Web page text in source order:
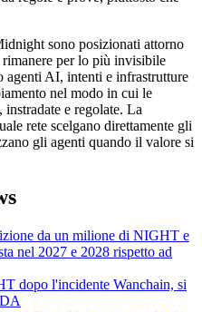
sono posizionati attorno
rimanere per lo più invisibile
agenti AI, intenti e infrastrutture
nel modo in cui le
e regolate. La
rete scelgano direttamente gli
gli agenti quando il valore si
da un milione di NIGHT e
nel 2027 e 2028 rispetto ad
dopo l'incidente Wanchain, si